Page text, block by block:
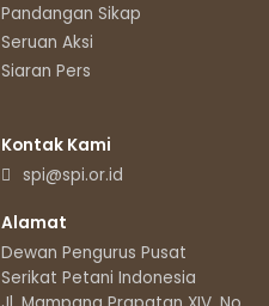
Pandangan Sikap
Seruan Aksi
Siaran Pers
Kontak Kami
spi@spi.or.id
Alamat
Dewan Pengurus Pusat
Serikat Petani Indonesia